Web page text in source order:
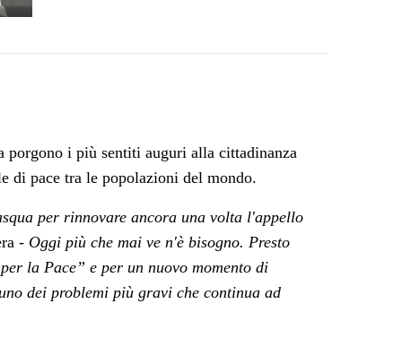
porgono i più sentiti auguri alla cittadinanza
dipace tra le popolazioni del mondo.
per rinnovare ancora una volta l'appello
- Oggi più che mai ve n'è bisogno. Presto
la Pace” e per un nuovo momento di
dei problemi più gravi che continua ad